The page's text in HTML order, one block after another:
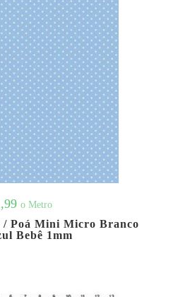
o Metro
/ Poá Mini Micro Branco
Bebê 1mm